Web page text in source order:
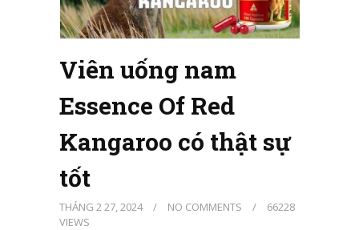
Viên uống nam
Essence Of Red
Kangaroo có thật sự
tốt
THÁNG 2 27, 2024 / NO COMMENTS /
66228
VIEWS